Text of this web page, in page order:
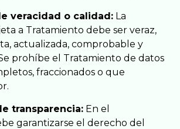
veracidad o calidad: La
a Tratamiento debe ser veraz,
actualizada, comprobable y
prohíbe el Tratamiento de datos
fraccionados o que
transparencia: En el
garantizarse el derecho del